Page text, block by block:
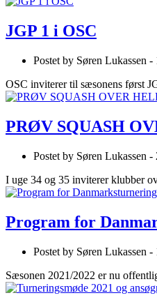
JGP 1 i OSC
Postet by Søren Lukassen -
OSC inviterer til sæsonens først
PRØV SQUASH
Postet by Søren Lukassen -
I uge 34 og 35 inviterer klubber
Program for
Postet by Søren Lukassen -
Sæsonen 2021/2022 er nu